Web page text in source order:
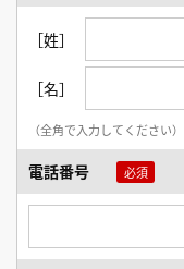
［姓］
［名］
（全角で入力してください）
電話番号